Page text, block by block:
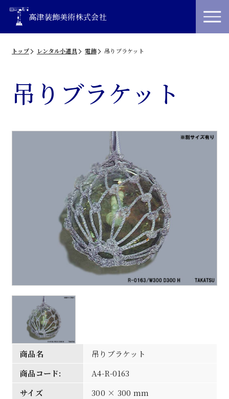
高津装飾美術株式会社
トップ レンタル小道具 電飾 吊りブラケット
吊りブラケット
商品名
吊りブラケット
商品コード:
A4-R-0163
サイズ
300 × 300 mm